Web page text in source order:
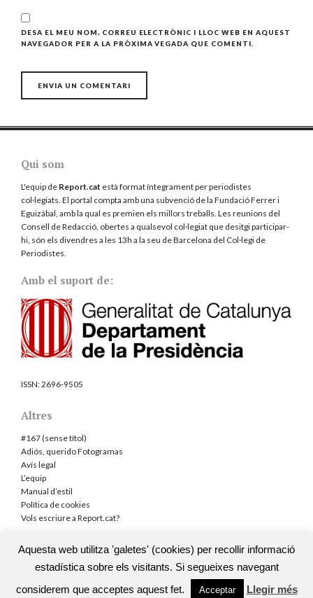
DESA EL MEU NOM, CORREU ELECTRÒNIC I LLOC WEB EN AQUEST
NAVEGADOR PER A LA PRÒXIMA VEGADA QUE COMENTI.
Qui som
L'equip de Report.cat està format íntegrament per periodistes
col·legiats. El portal compta amb una subvenció de la Fundació Ferrer i
Eguizábal, amb la qual es premien els millors treballs. Les reunions del
Consell de Redacció, obertes a qualsevol col·legiat que desitgi participar-
hi, són els divendres a les 13h a la seu de Barcelona del Col·legi de
Periodistes
Amb el suport de:
ISSN:2696-9505
Altres
#167 (sense títol)
Adiós, querido Fotogramas
Avís legal
L’equip
Manual d’estil
Política de cookies
Vols escriure a Report.cat?
TOTS ELS DRETS RESERVATS |TEMA DE LA WEB: THE BREAKING
TORNAR A DALT
Aquesta web utilitza 'galetes' (cookies) per recollir informació
estadística sobre els visitants. Si segueixes navegant
considerem que acceptes aquest fet.
Acceptar Llegir més